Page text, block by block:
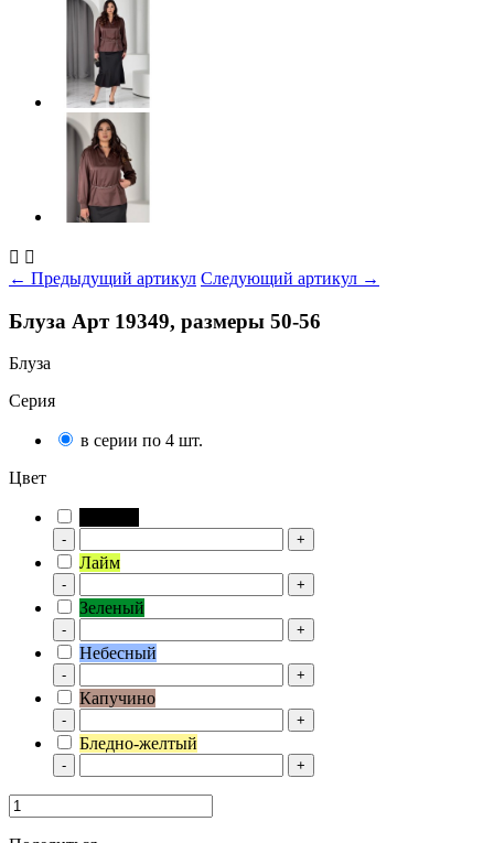
 
← Предыдущий артикул Следующий артикул →
Блуза Арт 19349, размеры 50-56
Блуза
Серия
в серии по 4 шт.
Цвет
- +
Лайм
- +
Зеленый
- +
Небесный
- +
Капучино
- +
Бледно-желтый
- +